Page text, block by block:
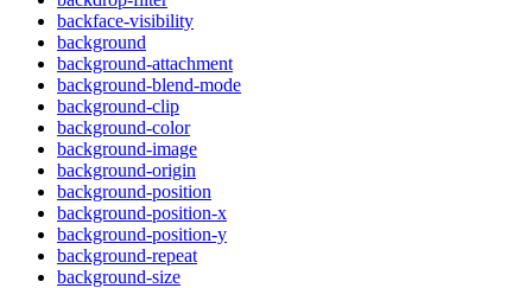
backface-visibility
background
background-attachment
background-blend-mode
background-clip
background-color
background-image
background-origin
background-position
background-position-x
background-position-y
background-repeat
background-size